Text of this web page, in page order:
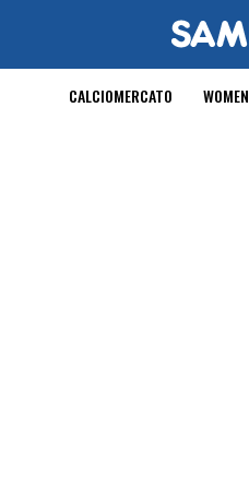
CALCIOMERCATO WOMEN